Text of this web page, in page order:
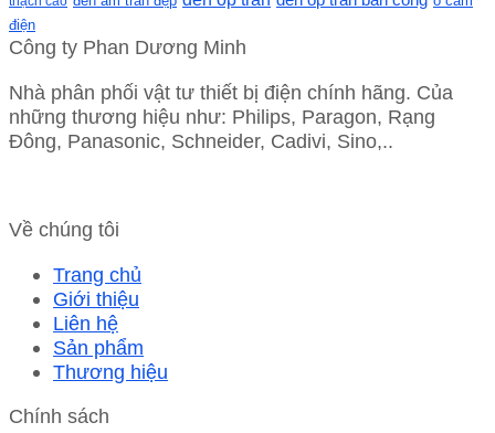
điện
Công ty Phan Dương Minh
Nhà phân phối vật tư thiết bị điện chính hãng. Của
những thương hiệu như: Philips, Paragon, Rạng
Đông, Panasonic, Schneider, Cadivi, Sino,..
Về chúng tôi
Trang chủ
Giới thiệu
Liên hệ
Sản phẩm
Thương hiệu
Chính sách